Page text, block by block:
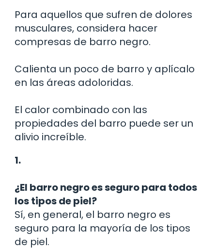
Para aquellos que sufren de dolores
musculares, considera hacer
compresas de barro negro.
Calienta un poco de barro y aplícalo
en las áreas adoloridas.
El calor combinado con las
propiedades del barro puede ser un
alivio increíble.
1.
¿El barro negro es seguro para todos
los tipos de piel?
Sí, en general, el barro negro es
seguro para la mayoría de los tipos
de piel.